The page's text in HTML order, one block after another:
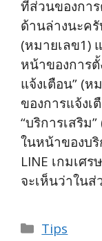
ที่ส่วนของกา
ด้านล่างนะครั
(หมายเลข1)
หน้าของการ
แจ้งเตือน” (
ของการแจ้ง
“บริการเสริม
ในหน้าของบ
LINE เกมเศ
จะเห็นว่าในส่
Categories
Tips